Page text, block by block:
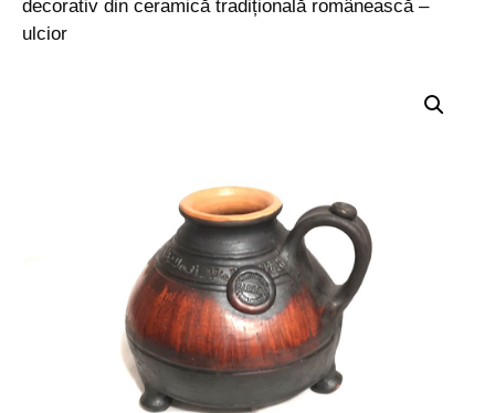
decorativ din ceramică tradițională românească –
ulcior